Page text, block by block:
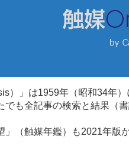
）」は1959年（昭和34年
でも全記事の検索と結果（
」（触媒年鑑）も2021年